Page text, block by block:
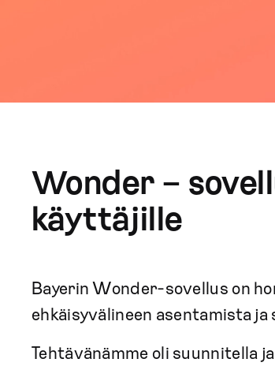
Wonder –
käyttäjille
Bayerin Wonder-sovellus on
ehkäisyvälineen asentamista ja
Tehtävänämme oli suunnitella